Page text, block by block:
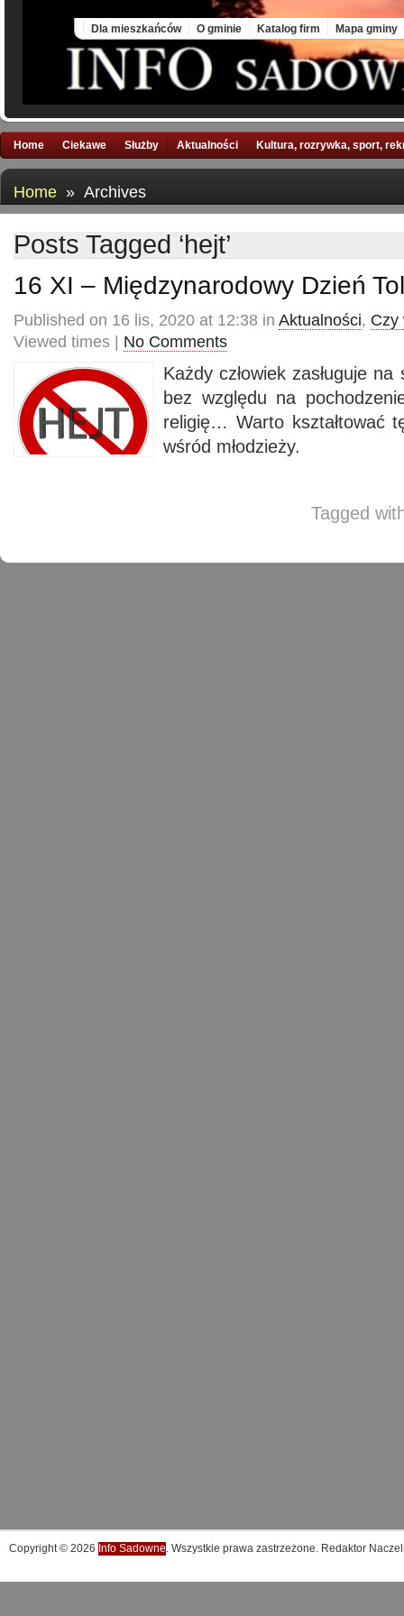
Dla mieszkańców O gminie Katalog firm Mapa gminy
Home Ciekawe Służby Aktualności Kultura, rozrywka, sport,
Home » Archives
Posts Tagged ‘hejt’
16 XI – Międzynarodowy Dzień
Published on 16 lis, 2020 at 12:38 in Aktualności, Czy
Viewed times | No Comments
Każdy człowiek zasługuje
bez względu na
religię… Warto kształtować
wśród młodzieży.
Tagged
Copyright © 2026 Info Sadowne. Wszystkie prawa zastrzeżone. Redaktor